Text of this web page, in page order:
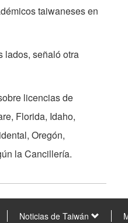
taiwaneses en
lados, señaló otra
licencias de
Florida, Idaho,
Oregón,
la Cancillería.
Noticias de Taiwán